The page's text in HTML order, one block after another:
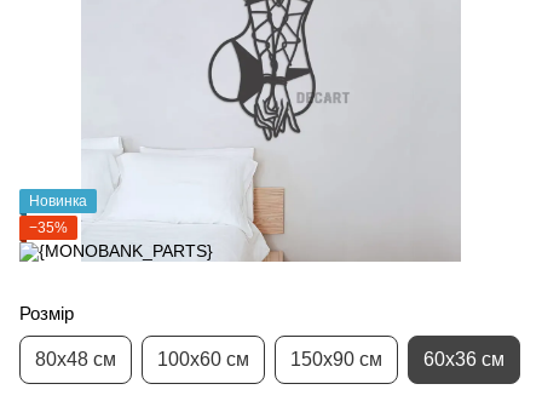
Новинка
−35%
Розмір
80х48 см 100х60 см 150х90 см 60х36 см